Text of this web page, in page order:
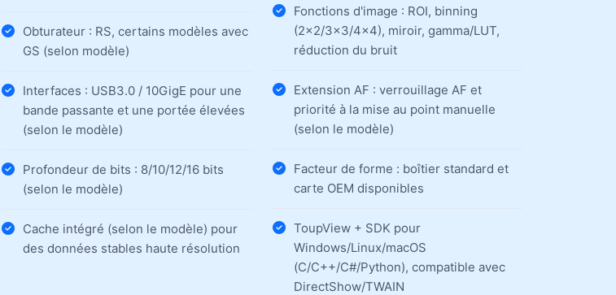
Obturateur : RS, certains modèles avec
GS (selon modèle)
Interfaces : USB3.0 / 10GigE pour une
bande passante et une portée élevées
(selon le modèle)
Profondeur de bits : 8/10/12/16 bits
(selon le modèle)
Cache intégré (selon le modèle) pour
des données stables haute résolution
Fonctions d'image : ROI, binning
(2×2/3×3/4×4), miroir, gamma/LUT,
réduction du bruit
Extension AF : verrouillage AF et
priorité à la mise au point manuelle
(selon le modèle)
Facteur de forme : boîtier standard et
carte OEM disponibles
ToupView + SDK pour
Windows/Linux/macOS
(C/C++/C#/Python), compatible avec
DirectShow/TWAIN